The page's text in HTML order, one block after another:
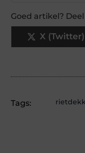
Goed artikel?
X (Twitter)
Tags: